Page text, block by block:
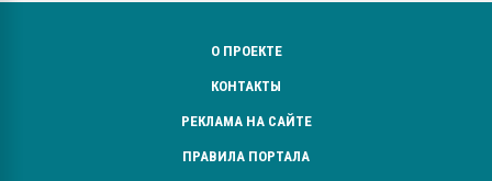
О ПРОЕКТЕ
КОНТАКТЫ
РЕКЛАМА НА САЙТЕ
ПРАВИЛА ПОРТАЛА